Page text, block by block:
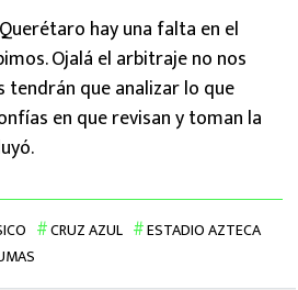
hay una falta en el
Ojalá el arbitraje no nos
tendrán que analizar lo que
en que revisan y toman la
CRUZ AZUL
ESTADIO AZTECA